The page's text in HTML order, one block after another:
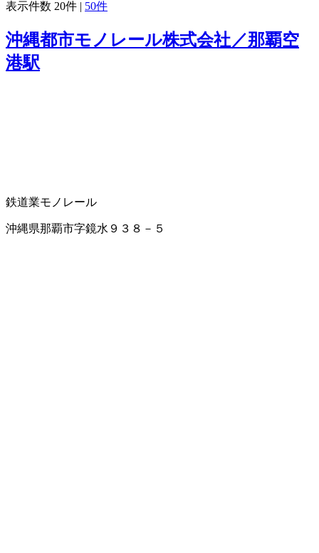
表示件数 20件 | 50件
沖縄都市モノレール株式会社／那覇空
港駅
鉄道業モノレール
沖縄県那覇市字鏡水９３８－５